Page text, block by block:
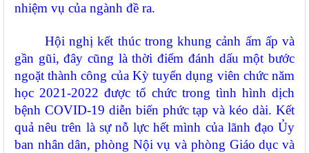
nhiệm vụ của ngành đề ra.
Hội nghị kết thúc trong khung cảnh ấm ấp và
gần gũi, đây cũng là thời điểm đánh dấu một bước
ngoặt thành công của Kỳ tuyển dụng viên chức năm
học 2021-2022 được tổ chức trong tình hình dịch
bệnh COVID-19 diễn biến phức tạp và kéo dài. Kết
quả nêu trên là sự nỗ lực hết mình của lãnh đạo Ủy
ban nhân dân, phòng Nội vụ và phòng Giáo dục và